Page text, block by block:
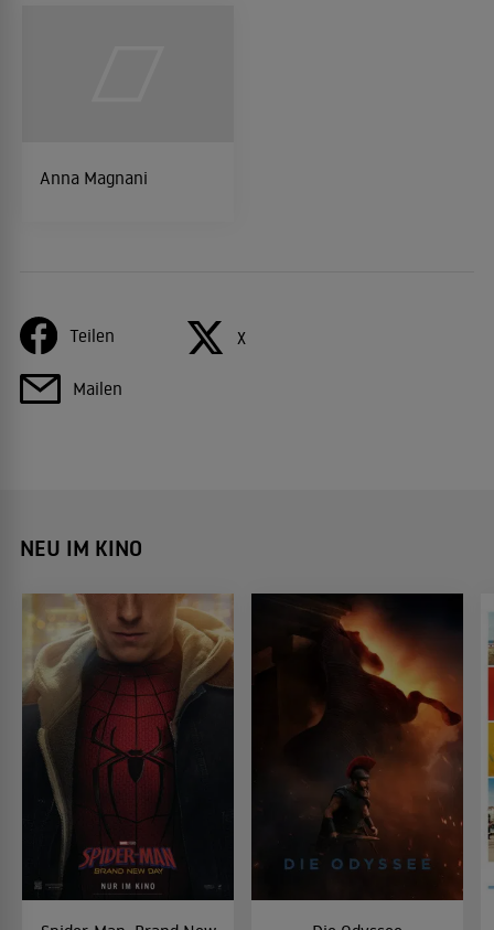
Anna Magnani
Teilen X
Mailen
NEU IM KINO